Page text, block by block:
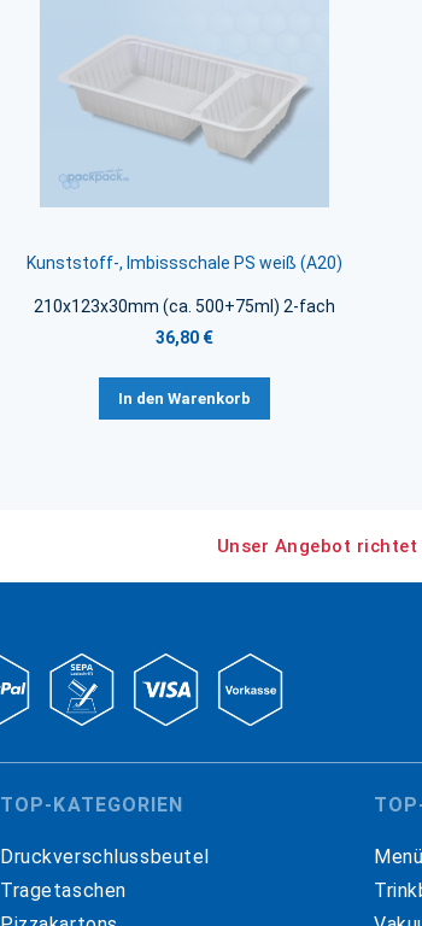
Kunststoff-, Imbissschale PS weiß (A20)
210x123x30mm (ca. 500+75ml) 2-fach
36,80 €
In den Warenkorb
Unser Angebot
TOP-KATEGORIEN
Druckverschlussbeutel
Tragetaschen